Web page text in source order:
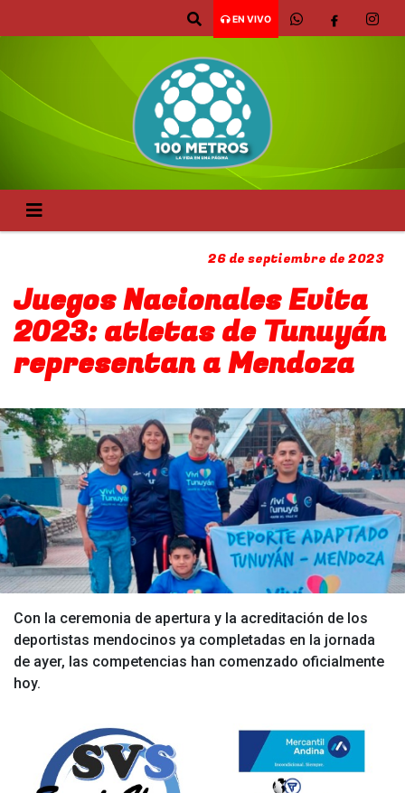
EN VIVO
26 de septiembre de 2023
Juegos Nacionales Evita
2023: atletas de Tunuyán
representan a Mendoza
Con la ceremonia de apertura y la acreditación de los
deportistas mendocinos ya completadas en la jornada
de ayer, las competencias han comenzado oficialmente
hoy.